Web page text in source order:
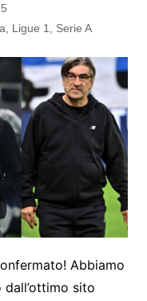
Ligue 1 Serie A
Abbiamo
sito